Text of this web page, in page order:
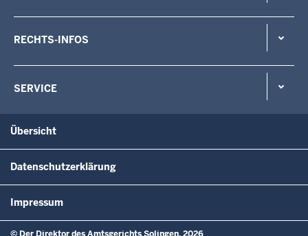
RECHTS-INFOS
SERVICE
Übersicht
Datenschutzerklärung
Impressum
© Der Direktor des Amtsgerichts Solingen, 2026